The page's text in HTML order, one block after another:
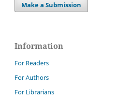
Make a Submission
Information
For Readers
For Authors
For Librarians